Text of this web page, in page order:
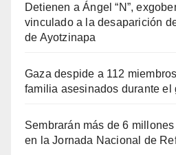
Detienen a Ángel “N”,
vinculado a la desaparición
de Ayotzinapa
Gaza despide a 112
familia asesinados durante el
Sembrarán más de 6
en la Jornada Nacional de